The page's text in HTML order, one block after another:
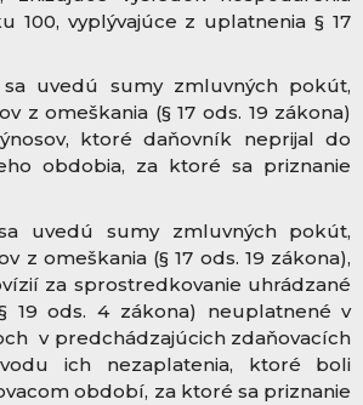
100, vyplývajúce z uplatnenia § 17
sa uvedú sumy zmluvných pokút,
z omeškania (§ 17 ods. 19 zákona)
ktoré daňovník neprijal do
obdobia, za ktoré sa priznanie
uvedú sumy zmluvných pokút,
z omeškania (§ 17 ods. 19 zákona),
za sprostredkovanie uhrádzané
19 ods. 4 zákona) neuplatnené v
v predchádzajúcich zdaňovacích
ich nezaplatenia, ktoré boli
období, za ktoré sa priznanie